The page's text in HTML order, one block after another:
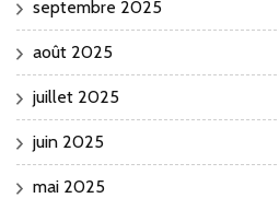
septembre 2025
août 2025
juillet 2025
juin 2025
mai 2025